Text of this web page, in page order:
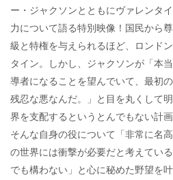
ー・ジャクソンとともにヴァレンタ
力について語る特別映像！国民から
級と特権を与えられるほど、ロンド
タイン。しかし、ジャクソンが「本
導者になることを望んでいて、最初
残忍な悪なんだ。」と目を丸くして
界を支配するというとんでもない計
そんな自身の役について「非常に名
の世界には衝撃が必要だと考えてい
でも構わない」と心に秘めた野望を